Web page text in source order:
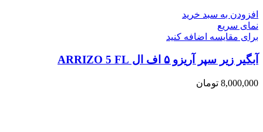
افزودن به سبد خرید
نمای سریع
برای مقایسه اضافه کنید
آبگیر زیر سپر آریزو ۵ اف ال ARRIZO 5 FL
8,000,000 تومان